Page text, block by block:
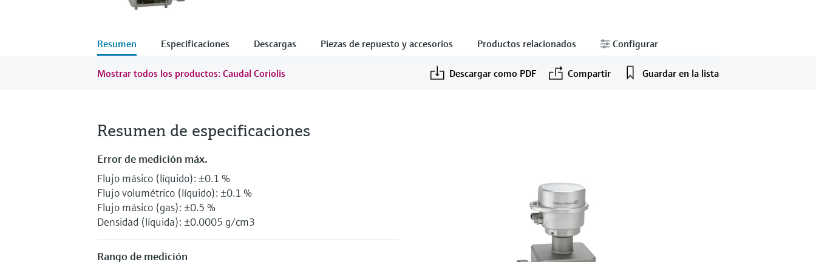
Resumen Especificaciones Descargas Piezas de repuesto y accesorios Productos relacionados Configurar
Mostrar todos los productos: Caudal Coriolis Descargar como PDF Compartir Guardar en la lista
Resumen de especificaciones
Error de medición máx.
Flujo másico (líquido): ±0.1 %
Flujo volumétrico (líquido): ±0.1 %
Flujo másico (gas): ±0.5 %
Densidad (líquida): ±0.0005 g/cm3
Rango de medición